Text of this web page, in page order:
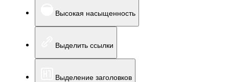
Высокая насыщенность
Выделить ссылки
Выделение заголовков